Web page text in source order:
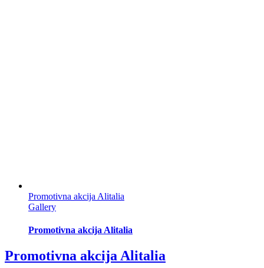
Promotivna akcija Alitalia
Gallery
Promotivna akcija Alitalia
Promotivna akcija Alitalia